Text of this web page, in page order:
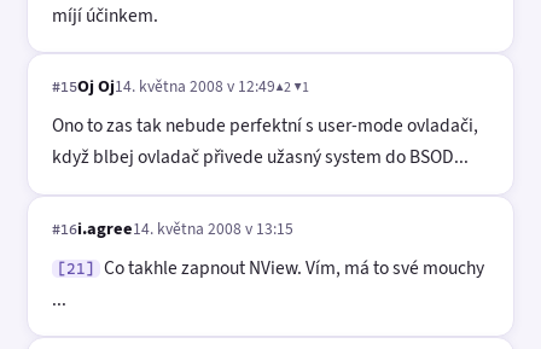
míjí účinkem.
#15Oj Oj14. května 2008 v 12:49▲2 ▼1
Ono to zas tak nebude perfektní s user-mode ovladači,
když blbej ovladač přivede užasný system do BSOD...
#16i.agree14. května 2008 v 13:15
[21]
Co takhle zapnout NView. Vím, má to své mouchy
...